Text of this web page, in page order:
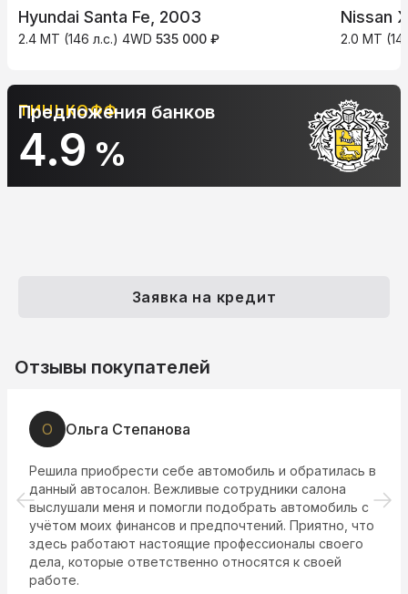
Hyundai Santa Fe, 2003
2.4 MT (146 л.с.) 4WD 535 000 ₽
Nissan
2.0 MT
ТИНЬКОФФ
4.9 %
Предложения банков
Заявка на кредит
Отзывы покупателей
О Ольга Степанова
Решила приобрести себе автомобиль и обратилась в
данный автосалон. Вежливые сотрудники салона
выслушали меня и помогли подобрать автомобиль с
учётом моих финансов и предпочтений. Приятно, что
здесь работают настоящие профессионалы своего
дела, которые ответственно относятся к своей
работе.